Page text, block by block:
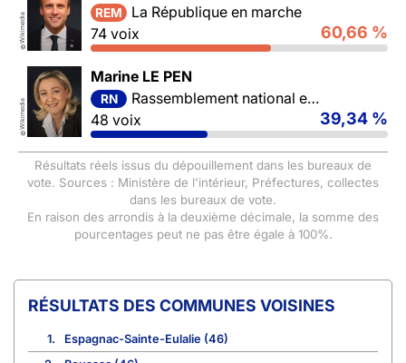
©
Wikimedia REM
La République en marche
74 voix
60,66 %
©
Wikimedia
Marine LE PEN
RN
Rassemblement national et ses alliés
48 voix
39,34 %
Résultats réels issus du dépouillement dans les bureaux de
vote. Sources : Ministère de l'intérieur, Préfectures, collectes
dans les bureaux de vote.
En raison des arrondis à la deuxième décimale, la somme des
pourcentages peut ne pas être égale à 100%.
COMMUNES VOISINES
1.
Espagnac-Sainte-Eulalie (46)